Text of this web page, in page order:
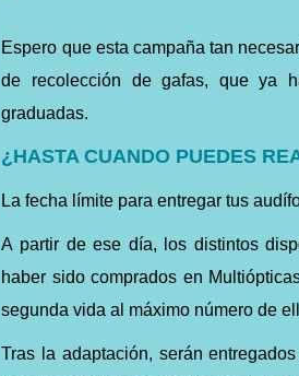
Espero que esta campaña tan
de recolección de gafas, que ya
graduadas.
¿HASTA CUANDO PUEDES
La fecha límite para entregar tus
A partir de ese día, los distintos
haber sido comprados en
segunda vida al máximo número de
Tras la adaptación, serán